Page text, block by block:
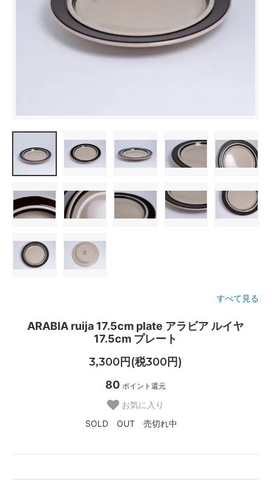
すべて見る
ARABIA ruija 17.5cm plate アラビア ルイヤ
17.5cm プレート
3,300円(税300円)
80 ポイント還元
お気に入り
SOLD OUT 売切れ中